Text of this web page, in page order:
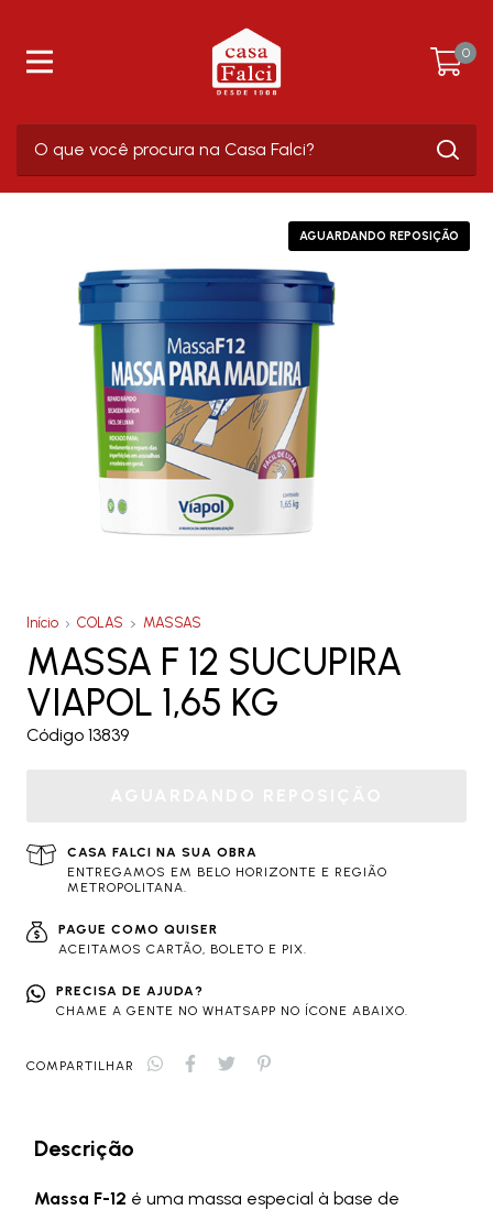
0
AGUARDANDO REPOSIÇÃO
Início COLAS MASSAS
MASSA F 12 SUCUPIRA
VIAPOL 1,65 KG
Código 13839
CASA FALCI NA SUA OBRA
ENTREGAMOS EM BELO HORIZONTE E REGIÃO
METROPOLITANA.
PAGUE COMO QUISER
ACEITAMOS CARTÃO, BOLETO E PIX.
PRECISA DE AJUDA?
CHAME A GENTE NO WHATSAPP NO ÍCONE ABAIXO.
COMPARTILHAR
Descrição
Massa F-12 é uma massa especial à base de